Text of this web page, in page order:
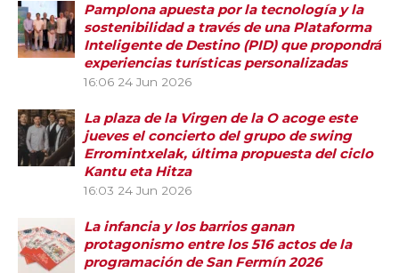
Pamplona apuesta por la tecnología y la
sostenibilidad a través de una Plataforma
Inteligente de Destino (PID) que propondrá
experiencias turísticas personalizadas
16:06 24 Jun 2026
La plaza de la Virgen de la O acoge este
jueves el concierto del grupo de swing
Erromintxelak, última propuesta del ciclo
Kantu eta Hitza
16:03 24 Jun 2026
La infancia y los barrios ganan
protagonismo entre los 516 actos de la
programación de San Fermín 2026